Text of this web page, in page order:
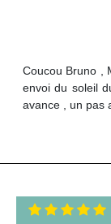
Coucou Bruno ,
envoi du soleil
avance , un pas